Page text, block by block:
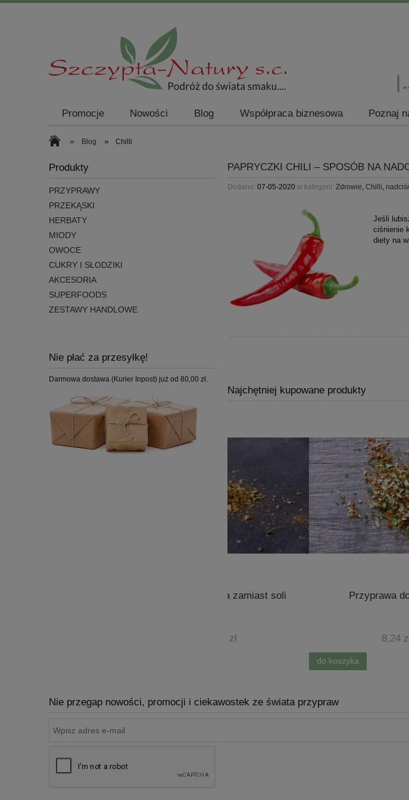
Promocje Nowości Blog Współpraca biznesowa Poznaj
» Blog » Chilli
Produkty
PRZYPRAWY
PRZEKĄSKI
HERBATY
MIODY
OWOCE
CUKRY I SŁODZIKI
AKCESORIA
SUPERFOODS
ZESTAWY HANDLOWE
Nie płać za przesyłkę!
Darmowa dostawa (Kurier Inpost) już od 80,00 zł.
PAPRYCZKI CHILI – SPOSÓB NA
Dodano: 07-05-2020 w kategorii: Zdrowie, Chilli,
Jeśli
ciśnienie
diety na
Najchętniej kupowane produkty
Przyprawa do Rosołu
Nie przegap nowości, promocji i ciekawostek ze świata przypraw